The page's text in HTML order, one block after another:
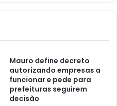
Mauro define decreto
autorizando empresas a
funcionar e pede para
prefeituras seguirem
decisão